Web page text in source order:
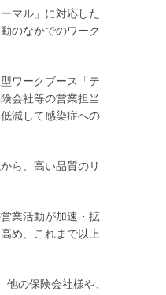
マル」に対応した
のなかでのワーク
ワークブース「テ
会社等の営業担当
減して感染症への
ら、高い品質のリ
業活動が加速・拡
め、これまで以上
の保険会社様や、